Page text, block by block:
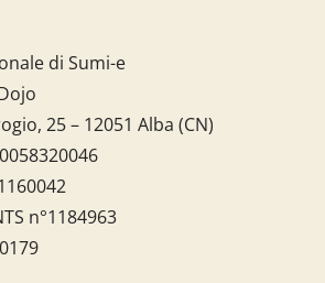
di Sumi-e
25 – 12051 Alba (CN)
n°1184963